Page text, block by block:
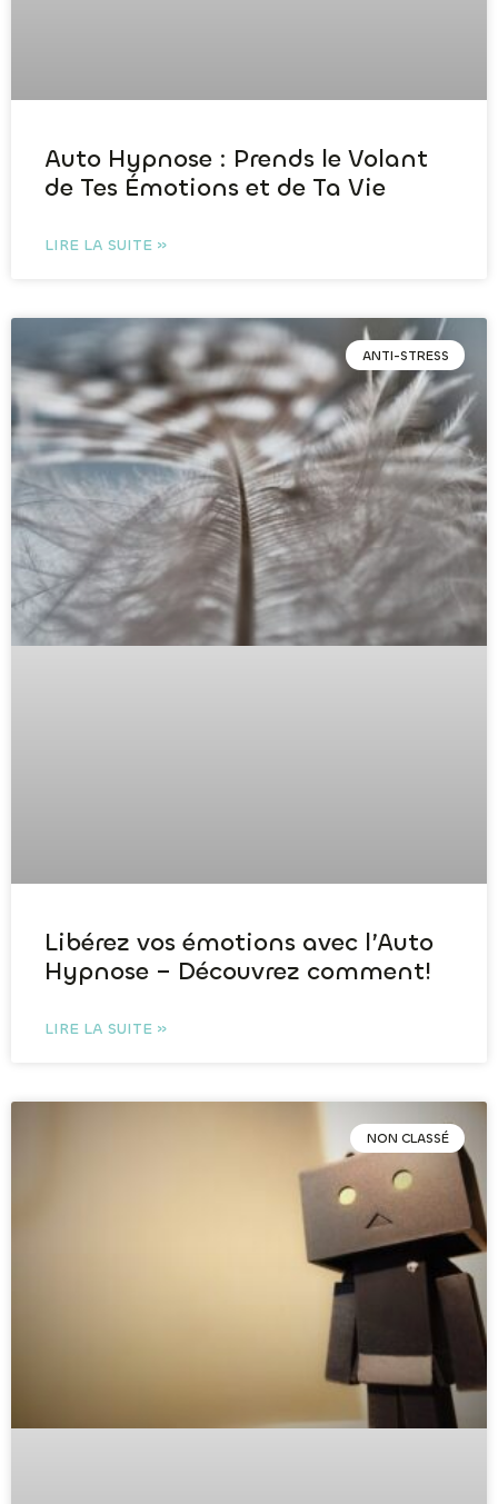
Auto Hypnose : Prends le Volant
de Tes Émotions et de Ta Vie
LIRE LA SUITE »
ANTI-STRESS
Libérez vos émotions avec l’Auto
Hypnose – Découvrez comment!
LIRE LA SUITE »
NON CLASSÉ